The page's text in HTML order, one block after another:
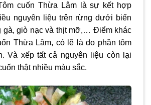
cuốn Thừa Lâm là sự kết hợp
nguyên liệu trên rừng dưới biển
gà, giò nạc và thịt mỡ,… Điểm khác
Thừa Lâm, có lẽ là do phần tôm
Và xếp tất cả nguyên liệu còn lại
thật nhiều màu sắc.